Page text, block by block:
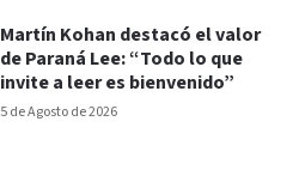
5 de Agosto de 2026
Martín Kohan destacó el valor
de Paraná Lee: “Todo lo que
invite a leer es bienvenido”